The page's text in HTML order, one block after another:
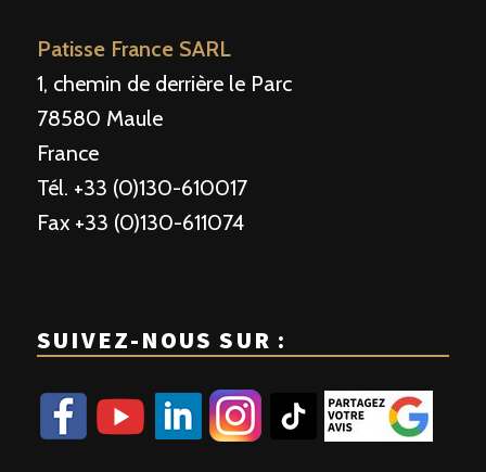
Patisse France SARL
1, chemin de derrière le Parc
78580 Maule
France
Tél. +33 (0)130-610017
Fax +33 (0)130-611074
SUIVEZ-NOUS SUR :